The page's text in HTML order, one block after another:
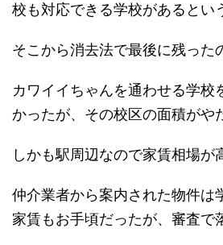
校も対応できる学校があるとい
そこから消去法で最後に残った
カワイイちゃんを通わせる学校
かったが、その校区の面積がや
しかも駅周辺なので家賃相場が
仲介業者から案内された物件は
家賃もお手頃だったが、審査で